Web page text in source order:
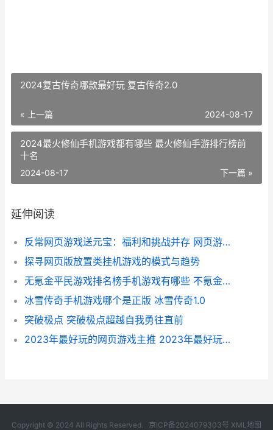
2024复古传奇哪款最好玩 复古传奇2.0
« 上一篇 2024-08-17
2024最火修仙手机游戏都有哪些 最火修仙手游排行榜前
十名
下一篇 »
2024-08-17
延伸阅读
反常网页游戏送元宝：福利和挑战并存 网页游戏返利网
探寻网页版放置类挂机游戏的模式与趋势
无氪金平民游戏排名榜手机游戏有哪些 不氪金的好玩游戏
冰雪传奇手机游戏哪个是正版 冰雪传奇1.0
突破极点 突破极点超越自我勇往直前
2023年最好玩的网页游戏主推 2023年最好玩的网游
Copyright © 2024 All Rights Reserved. 京ICP备2024079303号 XML地图